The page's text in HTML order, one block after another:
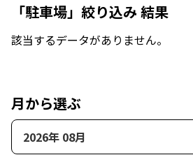
「駐車場」絞り込み 結果
該当するデータがありません。
月から選ぶ
2026年 08月